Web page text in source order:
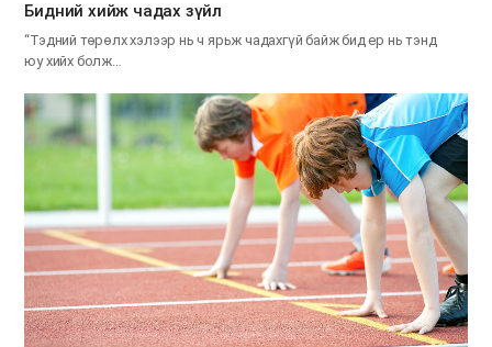
​Бидний хийж чадах зүйл
“Тэдний төрөлх хэлээр нь ч ярьж чадахгүй байж бид ер нь тэнд
юу хийх болж…